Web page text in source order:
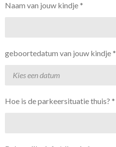
Naam van jouw kindje *
geboortedatum van jouw kindje *
Hoe is de parkeersituatie thuis? *